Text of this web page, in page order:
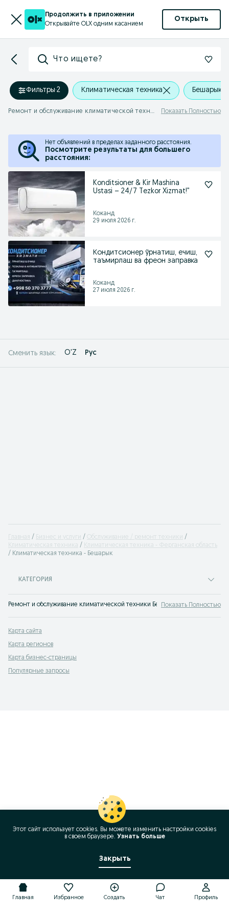
Продолжить в приложении
Открывайте OLX одним касанием
Открыть
Что ищете?
Фильтры·2 Климатическая техника Бешарык
Ремонт и обслуживание климатической техники Бешарык Показать Полностью
Нет объявлений в пределах заданного расстояния.
Посмотрите результаты для большего
расстояния:
Konditsioner & Kir Mashina
Ustasi – 24/7 Tezkor Xizmat!”
Коканд
29 июля 2026 г.
Кондитсионер ўрнатиш, ечиш,
таъмирлаш ва фреон заправка
Коканд
27 июля 2026 г.
Сменить язык: O'Z Рус
Главная Бизнес и услуги
Обслуживание / ремонт техники
Климатическая техника
Климатическая техника - Ферганская область
Климатическая техника - Бешарык
КАТЕГОРИЯ
Ремонт и обслуживание климатической техники Бешарык —Показать Полностью
Карта сайта
Карта регионов
Карта бизнес-страницы
Популярные запросы
Главная Избранное Создать Чат Профиль
Этот сайт использует cookies. Вы можете изменить настройки cookies
в своeм браузере. Узнать больше
Закрыть